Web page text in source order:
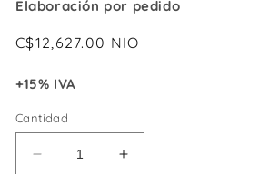
Elaboración por pedido
Precio
C$12,627.00 NIO
+15% IVA
Cantidad
Reducir
Aumentar